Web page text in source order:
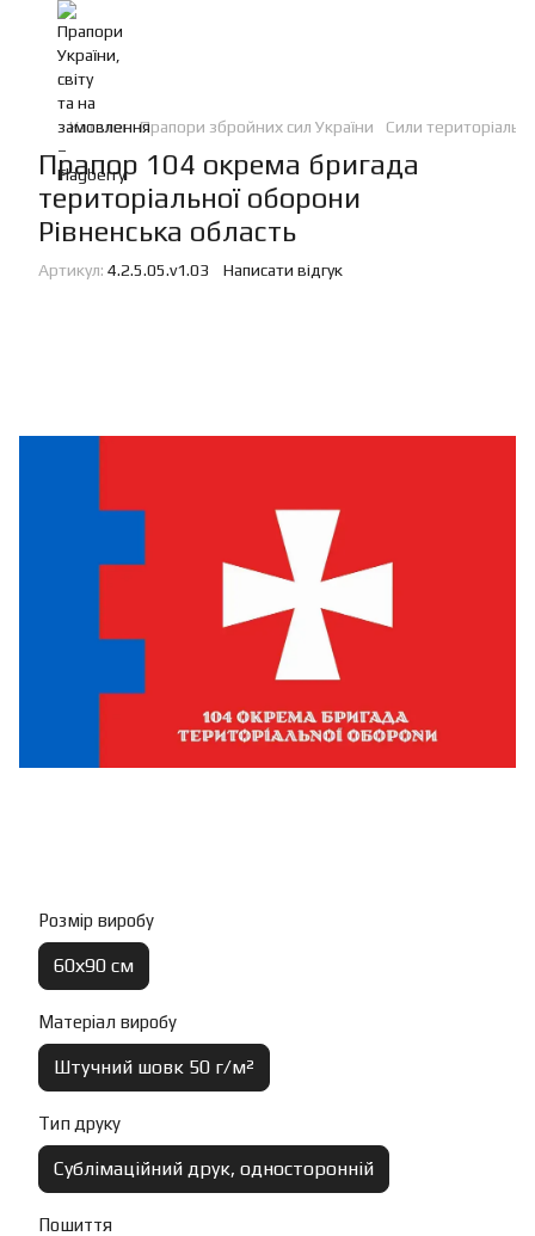
Каталог Прапори збройних сил України Сили
Прапор 104 окрема бригада
територіальної оборони
Рівненська область
Артикул: 4.2.5.05.v1.03 Написати відгук
Розмір виробу
60х90 см
Матеріал виробу
Штучний шовк 50 г/м²
Тип друку
Сублімаційний друк, односторонній
Пошиття